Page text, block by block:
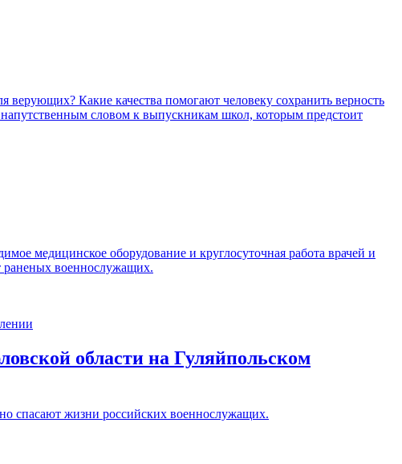
Какие качества помогают человеку сохранить верность
словом к выпускникам школ, которым предстоит
медицинское оборудование и круглосуточная работа врачей и
раненых военнослужащих.
области на Гуляйпольском
спасают жизни российских военнослужащих.